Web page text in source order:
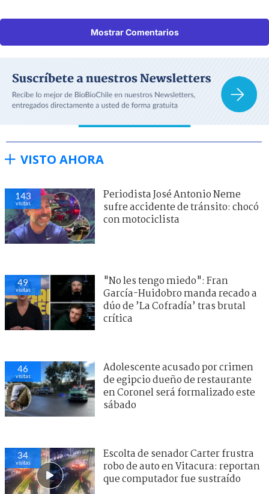
Mostrar Comentarios
VISTO AHORA
143
visitas
Periodista José Antonio Neme
sufre accidente de tránsito: chocó
con motociclista
49
visitas
"No les tengo miedo": Fran
García-Huidobro manda recado a
dúo de ’La Cofradía’ tras brutal
crítica
46
visitas
Adolescente acusado por crimen
de egipcio dueño de restaurante
en Coronel será formalizado este
sábado
34
visitas
Escolta de senador Carter frustra
robo de auto en Vitacura: reportan
que computador fue sustraído